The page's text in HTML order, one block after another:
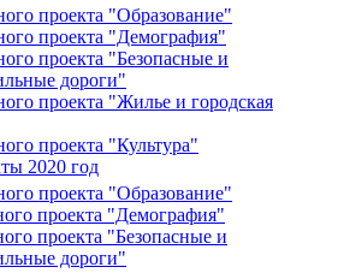
проекта "Образование"
проекта "Демография"
проекта "Безопасные и
дороги"
проекта "Жилье и городская
проекта "Культура"
2020 год
проекта "Образование"
проекта "Демография"
проекта "Безопасные и
дороги"